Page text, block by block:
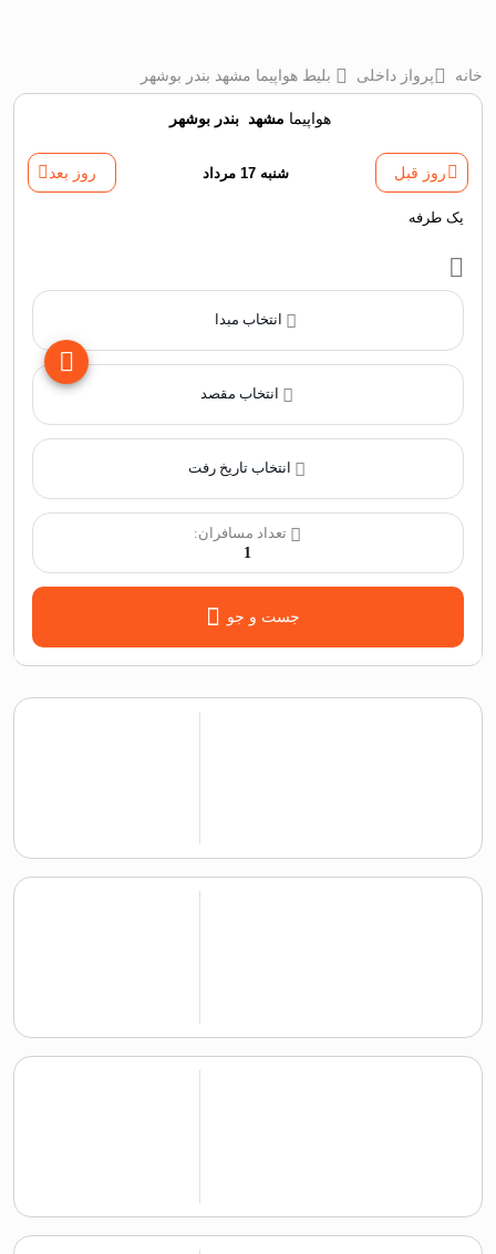
خانه پرواز داخلی بلیط هواپیما مشهد بندر بوشهر
هواپیما مشهد بندر بوشهر
روز قبل شنبه 17 مرداد روز بعد
یک طرفه
انتخاب مبدا
انتخاب مقصد
تعداد مسافران:
1
جست و جو